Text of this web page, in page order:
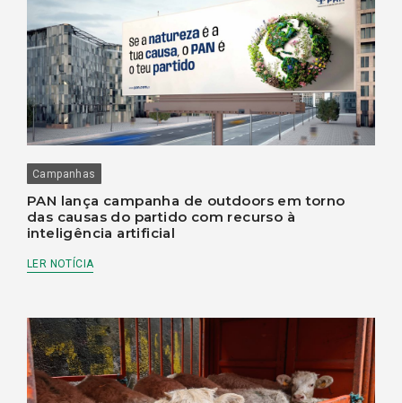
Campanhas
PAN lança campanha de outdoors em torno
das causas do partido com recurso à
inteligência artificial
LER NOTÍCIA